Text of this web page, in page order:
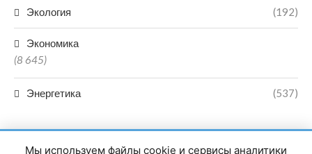
Экология (192)
Экономика
(8 645)
Энергетика (537)
Мы используем файлы cookie и сервисы аналитики